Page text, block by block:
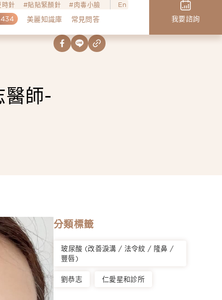
針 貼貼緊顏針 肉毒小臉 En
美麗知識庫 常見問答 我要諮詢
醫師-
分類標籤
玻尿酸 (改善淚溝 / 法令紋 / 隆鼻 /
豐唇)
劉恭志 仁愛星和診所